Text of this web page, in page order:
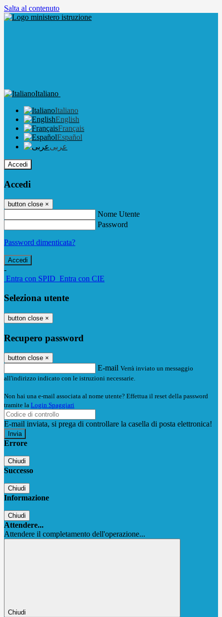
Salta al contenuto
Italiano
Italiano
English
Français
Español
عربى
Accedi
Accedi
button close ×
Nome Utente
Password
Password dimenticata?
-
Entra con SPID Entra con CIE
Seleziona utente
button close ×
Recupero password
button close ×
E-mail Verrà inviato un messaggio
all'indirizzo indicato con le istruzioni necessarie.
Non hai una e-mail associata al nome utente? Effettua il reset della password
tramite la Login Spaggiari
E-mail inviata, si prega di controllare la casella di posta elettronica!
Errore
Chiudi
Successo
Chiudi
Informazione
Chiudi
Attendere...
Attendere il completamento dell'operazione...
Chiudi